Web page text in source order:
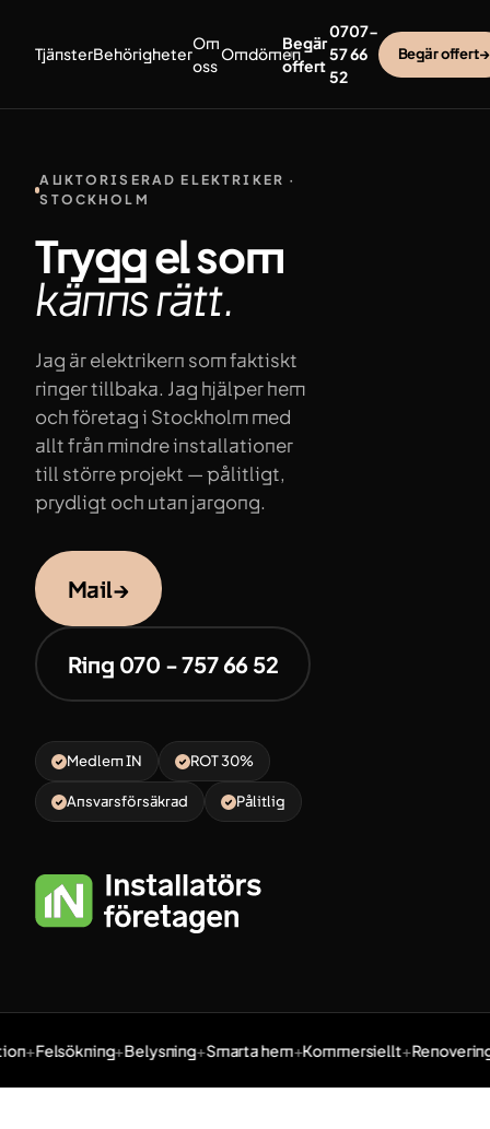
TjänsterBehörigheter
Om
oss
Omdömen
Begär
offert
0707-
57 66
52
Begär offert→
AUKTORISERAD ELEKTRIKER ·
STOCKHOLM
Trygg el som
kännsrätt.
Jag är elektrikern som faktiskt
ringer tillbaka. Jag hjälper hem
och företag i Stockholm med
allt från mindre installationer
till större projekt — pålitligt,
prydligt och utan jargong.
Mail→
Ring 070 - 757 66 52
Medlem IN ROT 30%
Ansvarsförsäkrad Pålitlig
Felsökning Belysning Smarta hem Kommersiellt Renovering